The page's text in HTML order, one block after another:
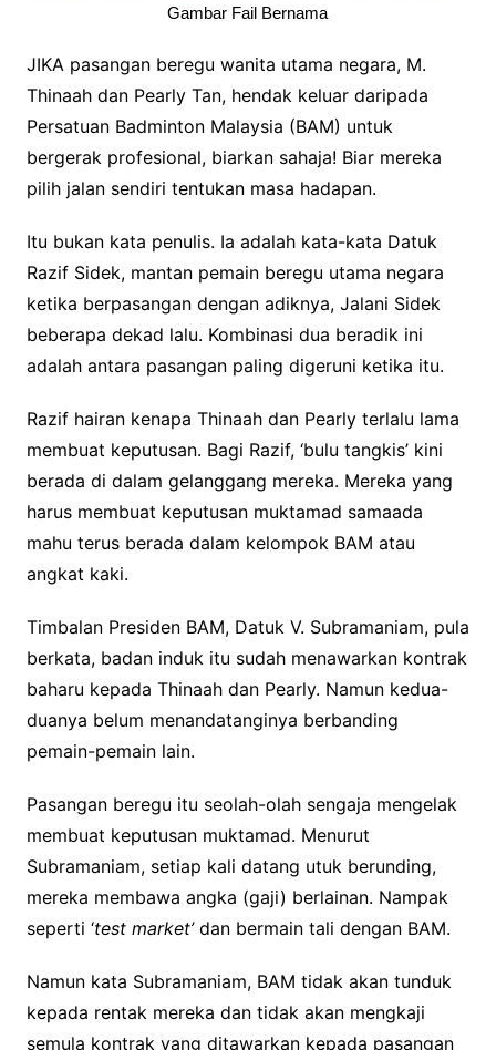
Gambar Fail Bernama
JIKA pasangan beregu wanita utama negara, M.
Thinaah dan Pearly Tan, hendak keluar daripada
Persatuan Badminton Malaysia (BAM) untuk
bergerak profesional, biarkan sahaja! Biar mereka
pilih jalan sendiri tentukan masa hadapan.
Itu bukan kata penulis. Ia adalah kata-kata Datuk
Razif Sidek, mantan pemain beregu utama negara
ketika berpasangan dengan adiknya, Jalani Sidek
beberapa dekad lalu. Kombinasi dua beradik ini
adalah antara pasangan paling digeruni ketika itu.
Razif hairan kenapa Thinaah dan Pearly terlalu lama
membuat keputusan. Bagi Razif, ‘bulu tangkis’ kini
berada di dalam gelanggang mereka. Mereka yang
harus membuat keputusan muktamad samaada
mahu terus berada dalam kelompok BAM atau
angkat kaki.
Timbalan Presiden BAM, Datuk V. Subramaniam, pula
berkata, badan induk itu sudah menawarkan kontrak
baharu kepada Thinaah dan Pearly. Namun kedua-
duanya belum menandatanginya berbanding
pemain-pemain lain.
Pasangan beregu itu seolah-olah sengaja mengelak
membuat keputusan muktamad. Menurut
Subramaniam, setiap kali datang utuk berunding,
mereka membawa angka (gaji) berlainan. Nampak
seperti ‘test market’dan bermain tali dengan BAM.
Namun kata Subramaniam, BAM tidak akan tunduk
kepada rentak mereka dan tidak akan mengkaji
semula kontrak yang ditawarkan kepada pasangan